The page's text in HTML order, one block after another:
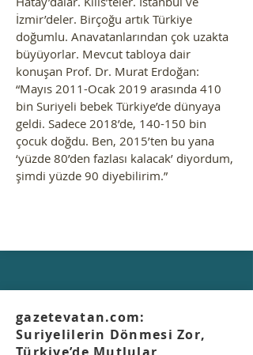
İzmir’deler. Birçoğu artık Türkiye
doğumlu. Anavatanlarından çok uzakta
büyüyorlar. Mevcut tabloya dair
konuşan Prof. Dr. Murat Erdoğan:
“Mayıs 2011-Ocak 2019 arasında 410
bin Suriyeli bebek Türkiye’de dünyaya
geldi. Sadece 2018’de, 140-150 bin
çocuk doğdu. Ben, 2015’ten bu yana
‘yüzde 80’den fazlası kalacak’ diyordum,
şimdi yüzde 90 diyebilirim.”
gazetevatan.com:
Suriyelilerin Dönmesi Zor,